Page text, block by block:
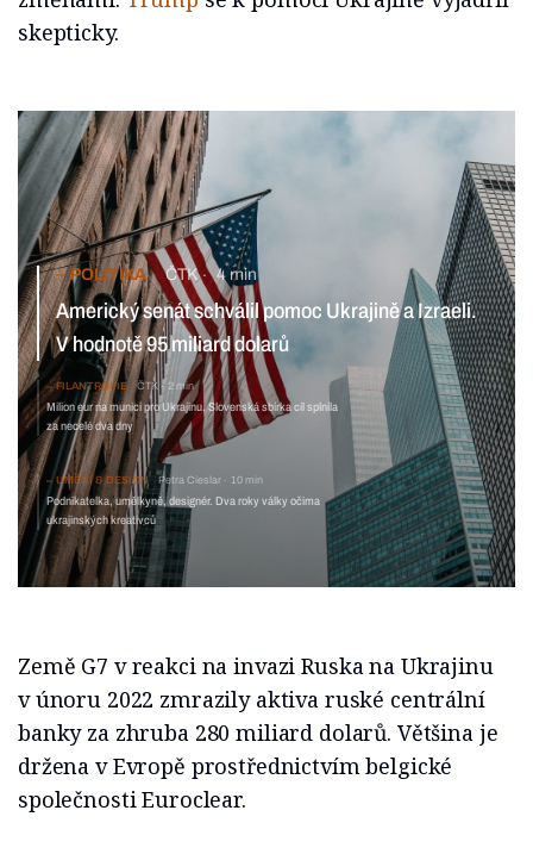
skepticky.
POLITIKA ČTK 4 min
Americký senát schválil pomoc Ukrajině a Izraeli. V hodnotě
95 miliard dolarů
FILANTROPIE ČTK 2 min
Milion eur na munici pro Ukrajinu. Slovenská sbírka
cíl splnila za necelé dva dny
UMĚNÍ & DESIGN Petra Cieslar 10 min
Podnikatelka, umělkyně, designér. Dva roky války očima
ukrajinských kreativců
Země G7 v reakci na invazi Ruska na Ukrajinu
v únoru 2022 zmrazily aktiva ruské centrální
banky za zhruba 280 miliard dolarů. Většina je
držena v Evropě prostřednictvím belgické
společnosti Euroclear.